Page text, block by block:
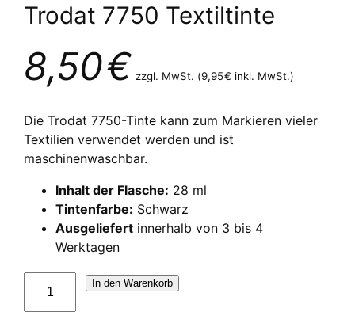
Trodat 7750 Textiltinte
8,50€ zzgl. MwSt. (9,95€ inkl. MwSt.)
Die Trodat 7750-Tinte kann zum Markieren vieler
Textilien verwendet werden und ist
maschinenwaschbar.
Inhalt der Flasche: 28 ml
Tintenfarbe: Schwarz
Ausgeliefert innerhalb von 3 bis 4
Werktagen
pour
In den Warenkorb